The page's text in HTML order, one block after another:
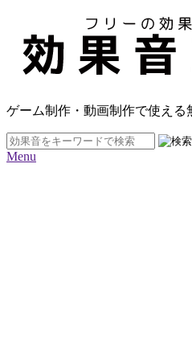
ゲーム制作・動画制作で使える
Menu